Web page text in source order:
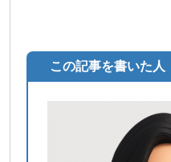
この記事を書いた人